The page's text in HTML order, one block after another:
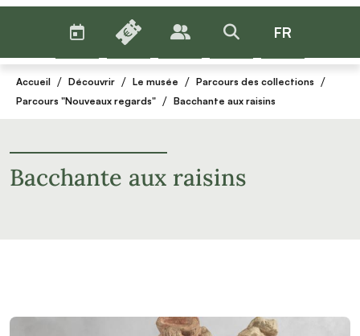
BILLETTERIE
PUBLICS >RECHERCHER
FR
Accueil / Découvrir / Le musée / Parcours des collections /
Parcours "Nouveaux regards" / Bacchante aux raisins
Bacchante aux raisins